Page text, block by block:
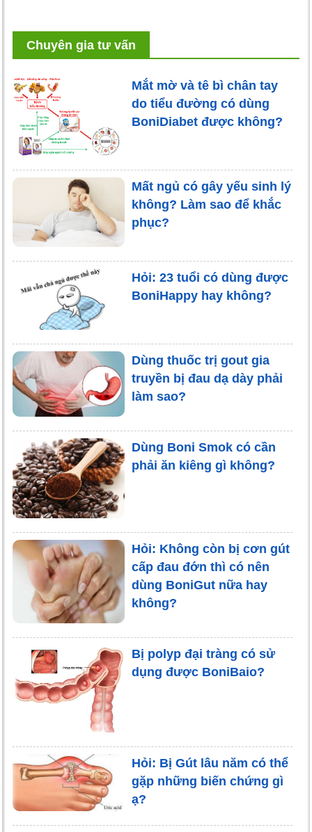
Chuyên gia tư vấn
Mắt mờ và tê bì chân tay
do tiểu đường có dùng
BoniDiabet được không?
Mất ngủ có gây yếu sinh lý
không? Làm sao để khắc
phục?
Hỏi: 23 tuổi có dùng được
BoniHappy hay không?
Dùng thuốc trị gout gia
truyền bị đau dạ dày phải
làm sao?
Dùng Boni Smok có cần
phải ăn kiêng gì không?
Hỏi: Không còn bị cơn gút
cấp đau đớn thì có nên
dùng BoniGut nữa hay
không?
Bị polyp đại tràng có sử
dụng được BoniBaio?
Hỏi: Bị Gút lâu năm có thể
gặp những biến chứng gì
ạ?